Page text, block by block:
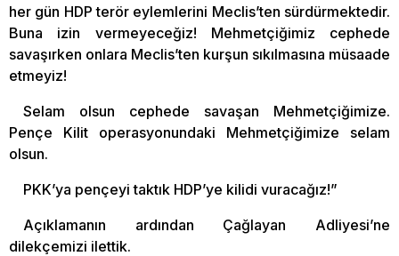
her gün HDP terör eylemlerini Meclis’ten sürdürmektedir.
Buna izin vermeyeceğiz! Mehmetçiğimiz cephede
savaşırken onlara Meclis’ten kurşun sıkılmasına müsaade
etmeyiz!
Selam olsun cephede savaşan Mehmetçiğimize.
Pençe Kilit operasyonundaki Mehmetçiğimize selam
olsun.
PKK’ya pençeyi taktık HDP’ye kilidi vuracağız!”
Açıklamanın ardından Çağlayan Adliyesi’ne
dilekçemizi ilettik.